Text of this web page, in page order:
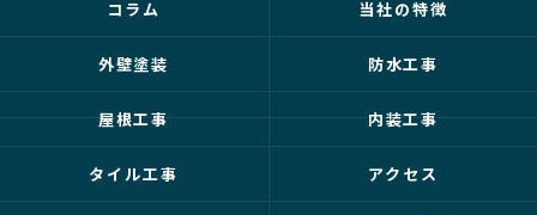
コラム 当社の特徴
外壁塗装 防水工事
屋根工事 内装工事
タイル工事 アクセス